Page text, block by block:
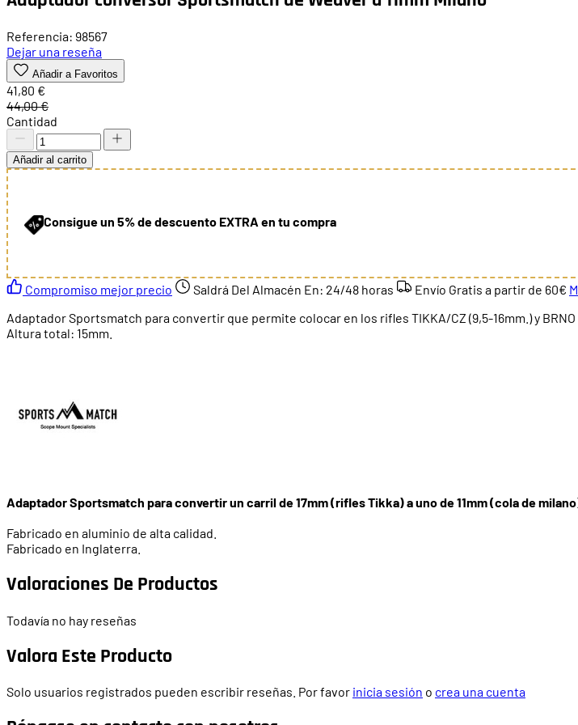
Referencia: 98567
Dejar una reseña
Añadir a Favoritos
41,80 €
44,00 €
Cantidad
Añadir al carrito
Consigue un 5% de descuento EXTRA en tu compra
Compromiso mejor precio Saldrá Del Almacén En: 24/48 horas Envío Gratis a partir de 60€
Adaptador Sportsmatch para convertir que permite colocar en los rifles TIKKA/CZ (9,5-16mm.) y
Altura total: 15mm.
Adaptador Sportsmatch para convertir un carril de 17mm (rifles Tikka) a uno de 11mm (cola de
Fabricado en aluminio de alta calidad.
Fabricado en Inglaterra.
Valoraciones De Productos
Todavía no hay reseñas
Valora Este Producto
Solo usuarios registrados pueden escribir reseñas. Por favor inicia sesión o crea una cuenta